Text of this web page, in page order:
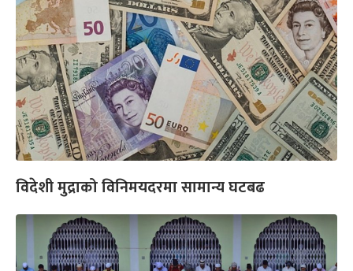
विदेशी मुद्राको विनिमयदरमा सामान्य घटबढ